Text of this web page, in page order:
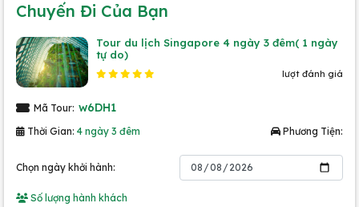
Chuyến Đi Của Bạn
Tour du lịch Singapore 4 ngày 3 đêm( 1 ngày
tự do)
lượt đánh giá
Mã Tour: w6DH1
Thời Gian: 4 ngày 3 đêm Phương Tiện:
Chọn ngày khởi hành:
Số lượng hành khách